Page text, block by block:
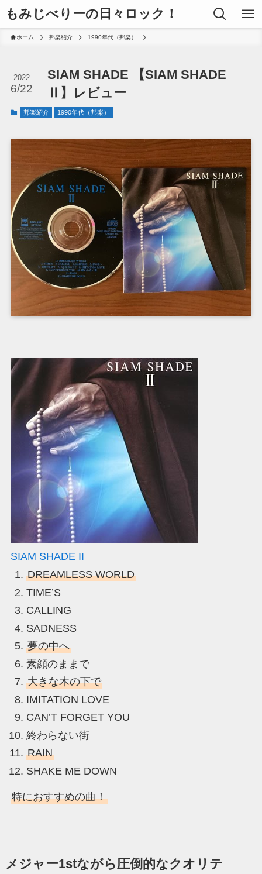
もみじべりーの日々ロック！
ホーム 邦楽紹介 1990年代（邦楽）
SIAM SHADE 【SIAM SHADE
Ⅱ】レビュー
2022
6/22
邦楽紹介 1990年代（邦楽）
SIAM SHADE II
DREAMLESS WORLD
TIME’S
CALLING
SADNESS
夢の中へ
素顔のままで
大きな木の下で
IMITATION LOVE
CAN’T FORGET YOU
終わらない街
RAIN
SHAKE ME DOWN
特におすすめの曲！
メジャー1stながら圧倒的なクオリテ